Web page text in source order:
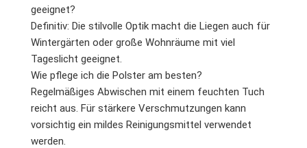
geeignet?
Definitiv: Die stilvolle Optik macht die Liegen auch für
Wintergärten oder große Wohnräume mit viel
Tageslicht geeignet.
Wie pflege ich die Polster am besten?
Regelmäßiges Abwischen mit einem feuchten Tuch
reicht aus. Für stärkere Verschmutzungen kann
vorsichtig ein mildes Reinigungsmittel verwendet
werden.